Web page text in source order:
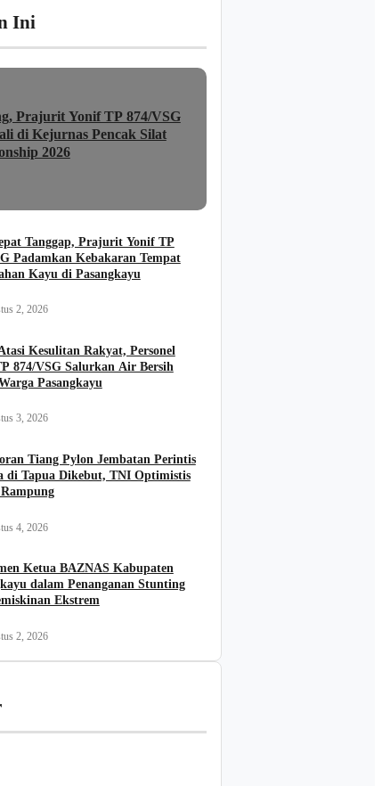
Ini
Prajurit Yonif TP 874/VSG
di Kejurnas Pencak Silat
2026
Tanggap, Prajurit Yonif TP
Padamkan Kebakaran Tempat
Kayu di Pasangkayu
2, 2026
Kesulitan Rakyat, Personel
874/VSG Salurkan Air Bersih
Pasangkayu
3, 2026
Tiang Pylon Jembatan Perintis
di Tapua Dikebut, TNI Optimistis
Rampung
4, 2026
Ketua BAZNAS Kabupaten
dalam Penanganan Stunting
Ekstrem
2, 2026